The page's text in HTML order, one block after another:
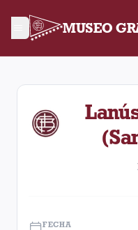
MUSEO
Fecha 19. Partido entre
FECHA